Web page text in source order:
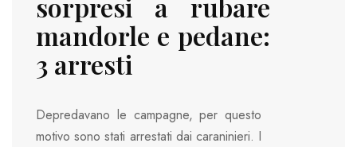
mandorle e pedane:
3 arresti
Depredavano le campagne, per questo
motivo sono stati arrestati dai caraninieri. I